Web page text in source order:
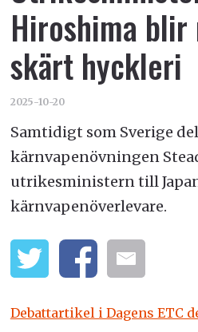
Hiroshima
skärt hyckleri
2025-10-20
Samtidigt som Sverige
kärnvapenövningen
utrikesministern till
kärnvapenöverlevare.
Debattartikel i Dagens ETC